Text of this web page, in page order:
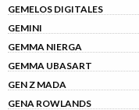
GEMELOS DIGITALES
GEMINI
GEMMA NIERGA
GEMMA UBASART
GEN Z MADA
GENA ROWLANDS